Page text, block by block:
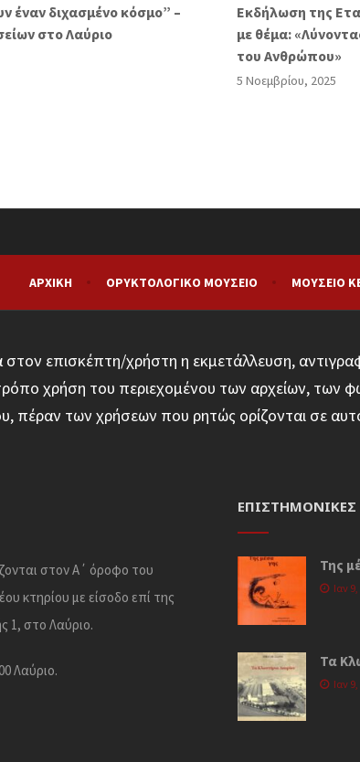
έναν διχασμένο κόσμο” –
στο Λαύριο
Eκδήλωση της
με θέμα:
του Ανθρώπου»
5 Νοεμβρίου, 2025
ΑΡΧΙΚΉ ΟΡΥΚΤΟΛΟΓΙΚΌ ΜΟΥΣΕΊΟ ΜΟΥΣΕΊΟ
στον επισκέπτη/χρήστη η εκμετάλλευση,
χρήση του περιεχομένου των αρχείων, των
πέραν των χρήσεων που ρητώς ορίζονται σε
στον Α΄ όροφο του
κτηρίου με είσοδο επί της
1, στο Λαύριο.
Λαύριο.
ΕΠΙΣΤΗΜΟΝΙΚΈΣ
Της
Ιαν
Τα
Ιαν